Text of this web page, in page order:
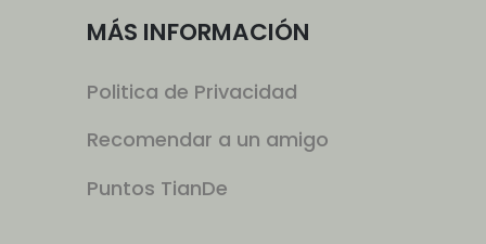
MÁS INFORMACIÓN
Politica de Privacidad
Recomendar a un amigo
Puntos TianDe